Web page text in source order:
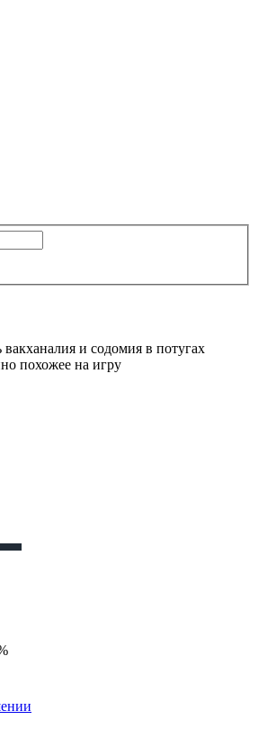
вакханалия и содомия в потугах
похожее на игру